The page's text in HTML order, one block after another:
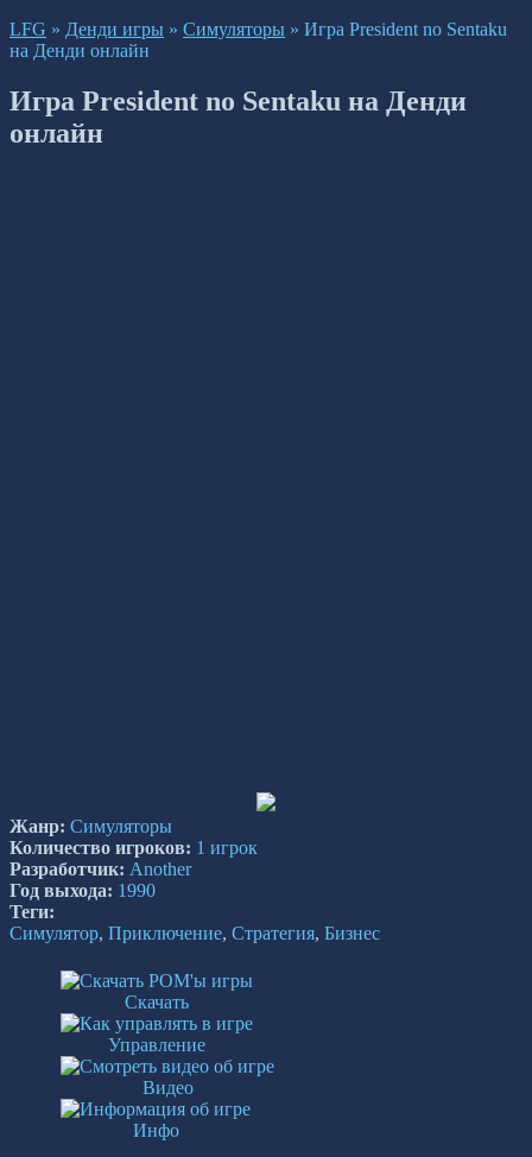
LFG » Денди игры » Симуляторы » Игра President no Sentaku
на Денди онлайн
Игра President no Sentaku на Денди
онлайн
Жанр: Симуляторы
Количество игроков: 1 игрок
Разработчик: Another
Год выхода: 1990
Теги:
Симулятор, Приключение, Стратегия, Бизнес
Скачать
Управление
Видео
Инфо